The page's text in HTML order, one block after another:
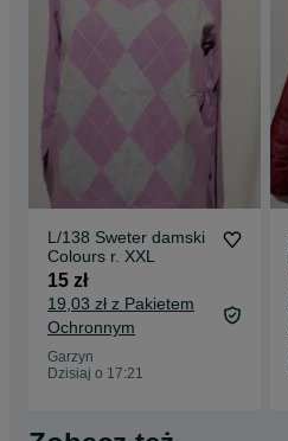
L/138 Sweter damski
Colours r. XXL
15 zł
19,03 zł z Pakietem
Ochronnym
Garzyn
Dzisiaj o 17:21